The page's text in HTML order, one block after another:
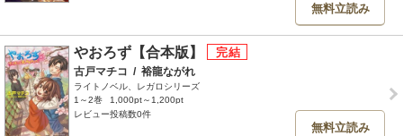
無料立読み
やおろず【合本版】
古戸マチコ / 裕龍ながれ
ライトノベル、レガロシリーズ
1～2巻
1,000pt～1,200pt
レビュー投稿数0件
無料立読み